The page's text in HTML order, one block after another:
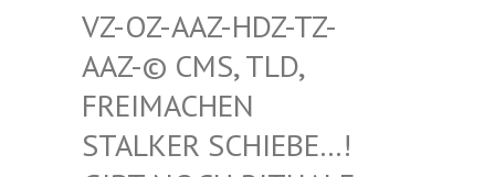
-OZ-AAZ-HDZ-TZ-AA
Z-© CMS, TLD, FR
EIMACHEN ST
ALKER SCHIEBE…! GI